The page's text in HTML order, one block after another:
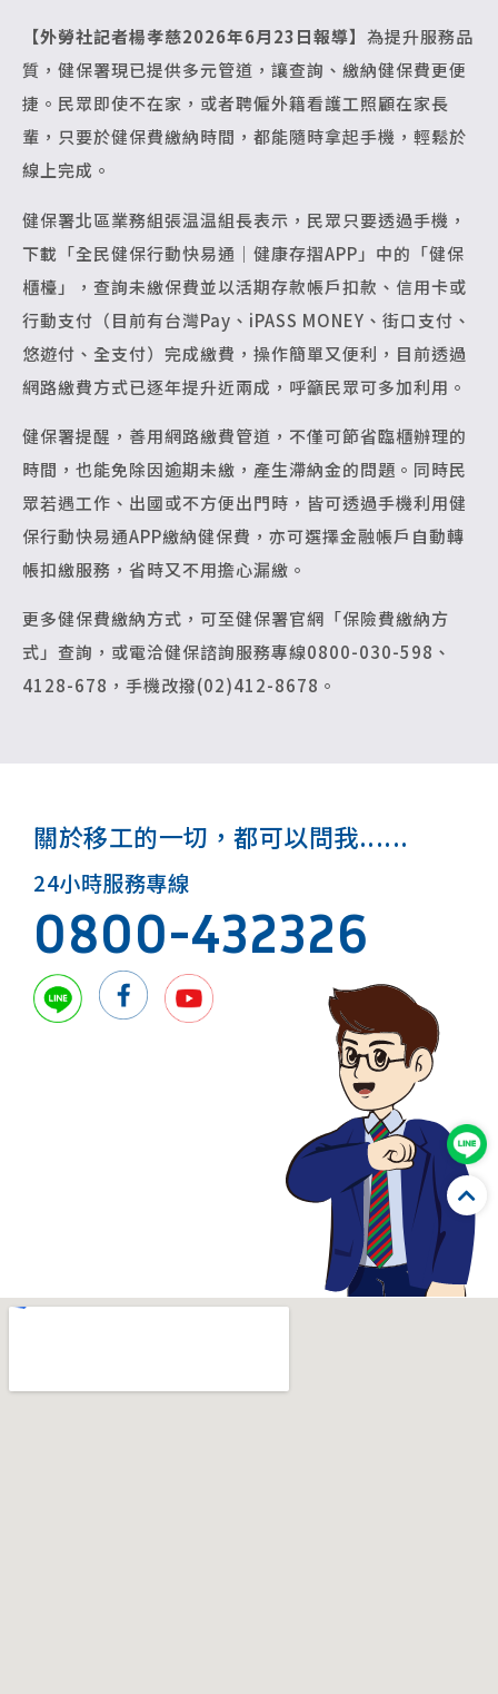
【外勞社記者楊孝慈2026年6月23日報導】 為提升服務品
質，健保署現已提供多元管道，讓查詢、繳納健保費更便
捷。民眾即使不在家，或者聘僱外籍看護工照顧在家長
輩，只要於健保費繳納時間，都能隨時拿起手機，輕鬆於
線上完成。
健保署北區業務組張温温組長表示，民眾只要透過手機，
下載「全民健保行動快易通｜健康存摺APP」中的「健保
櫃檯」，查詢未繳保費並以活期存款帳戶扣款、信用卡或
行動支付（目前有台灣Pay、iPASS MONEY、街口支付、
悠遊付、全支付）完成繳費，操作簡單又便利，目前透過
網路繳費方式已逐年提升近兩成，呼籲民眾可多加利用。
健保署提醒，善用網路繳費管道，不僅可節省臨櫃辦理的
時間，也能免除因逾期未繳，產生滯納金的問題。同時民
眾若遇工作、出國或不方便出門時，皆可透過手機利用健
保行動快易通APP繳納健保費，亦可選擇金融帳戶自動轉
帳扣繳服務，省時又不用擔心漏繳。
更多健保費繳納方式，可至健保署官網「保險費繳納方
式」查詢，或電洽健保諮詢服務專線0800-030-598、
4128-678，手機改撥(02)412-8678。
關於移工的一切，都可以問我......
24小時服務專線
0800-432326